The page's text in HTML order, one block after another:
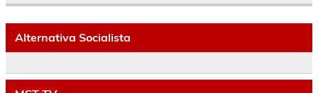
Alternativa Socialista